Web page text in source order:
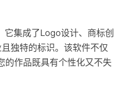
它集成了Logo设计、商标创
独特的标识。该软件不仅
的作品既具有个性化又不失